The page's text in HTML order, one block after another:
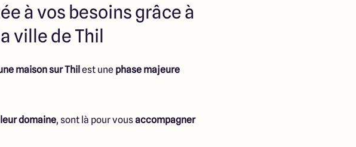
à vos besoins grâce à
ville de Thil
maison sur Thil est une phase majeure
domaine, sont là pour vousaccompagner